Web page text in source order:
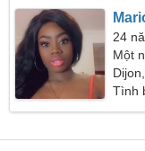
24
Một
Tình